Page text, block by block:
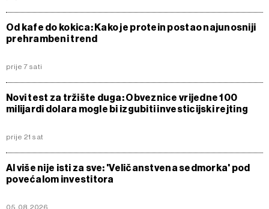
Od kafe do kokica: Kako je protein postao najunosniji
prehrambeni trend
prije 7 sati
Novi test za tržište duga: Obveznice vrijedne 100
milijardi dolara mogle bi izgubiti investicijski rejting
prije 21 sat
AI više nije isti za sve: 'Veličanstvena sedmorka' pod
povećalom investitora